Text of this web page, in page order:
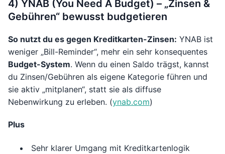
4) YNAB (You Need A Budget) – „Zinsen &
Gebühren“ bewusst budgetieren
So nutzt du es gegen Kreditkarten-Zinsen: YNAB ist
weniger „Bill-Reminder“, mehr ein sehr konsequentes
Budget-System. Wenn du einen Saldo trägst, kannst
du Zinsen/Gebühren als eigene Kategorie führen und
sie aktiv „mitplanen“, statt sie als diffuse
Nebenwirkung zu erleben. (ynab.com)
Plus
Sehr klarer Umgang mit Kreditkartenlogik